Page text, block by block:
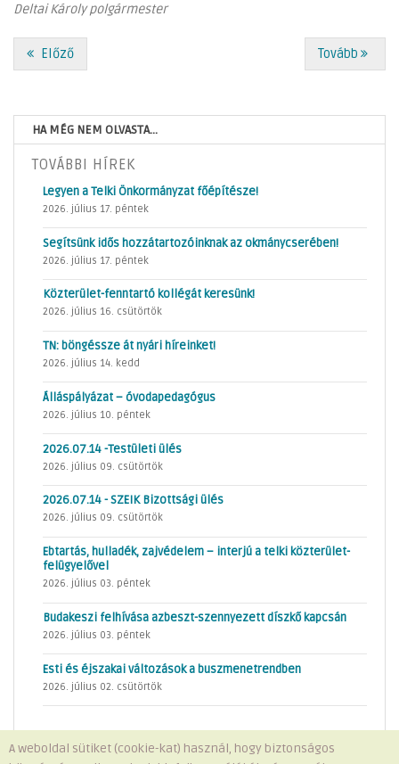
Deltai Károly polgármester
Előző Tovább
HA MÉG NEM OLVASTA...
TOVÁBBI HÍREK
Legyen a Telki Önkormányzat főépítésze!
2026. július 17. péntek
Segítsünk idős hozzátartozóinknak az okmánycserében!
2026. július 17. péntek
Közterület-fenntartó kollégát keresünk!
2026. július 16. csütörtök
TN: böngéssze át nyári híreinket!
2026. július 14. kedd
Álláspályázat – óvodapedagógus
2026. július 10. péntek
2026.07.14 -Testületi ülés
2026. július 09. csütörtök
2026.07.14 - SZEIK Bizottsági ülés
2026. július 09. csütörtök
Ebtartás, hulladék, zajvédelem – interjú a telki közterület-
felügyelővel
2026. július 03. péntek
Budakeszi felhívása azbeszt-szennyezett díszkő kapcsán
2026. július 03. péntek
Esti és éjszakai változások a buszmenetrendben
2026. július 02. csütörtök
A weboldal sütiket (cookie-kat) használ, hogy biztonságos